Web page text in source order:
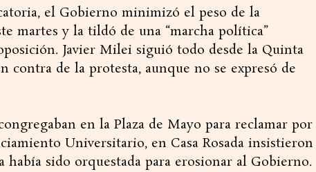
el Gobierno minimizó el peso de la
martes y la tildó de una “marcha política”
Javier Milei siguió todo desde la Quinta
contra de la protesta, aunque no se expresó de
en la Plaza de Mayo para reclamar por
Universitario, en Casa Rosada insistieron
había sido orquestada para erosionar al Gobierno.